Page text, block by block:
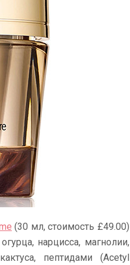
(30 мл, стоимость £49.00)
нарцисса, магнолии,
пептидами (Acetyl